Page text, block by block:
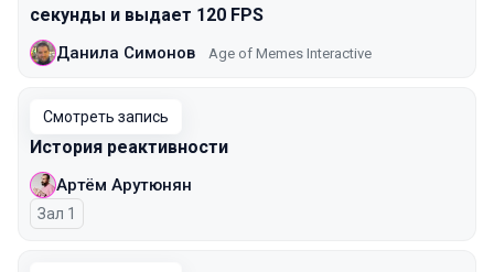
секунды и выдает 120 FPS
Данила Симонов Age of Memes Interactive
Смотреть запись
История реактивности
Артём Арутюнян
Зал 1